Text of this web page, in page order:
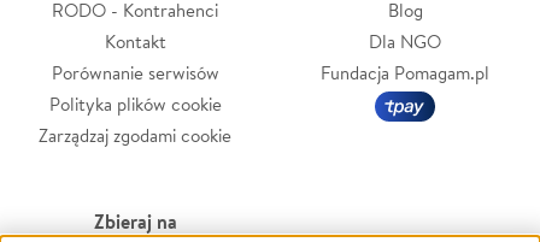
RODO - Kontrahenci
Kontakt
Porównanie serwisów
Polityka plików cookie
Zarządzaj zgodami cookie
Blog
Dla NGO
Fundacja Pomagam.pl
Zbieraj na